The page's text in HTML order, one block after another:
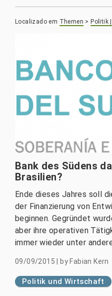
Localizado em Themen > Politik
Bank des Südens
Brasilien?
Ende dieses Jahres soll
der Finanzierung von
beginnen. Gegründet
aber ihre operativen
immer wieder unter
09/09/2015 by Fabian Kern
Politik und Wirtschaft